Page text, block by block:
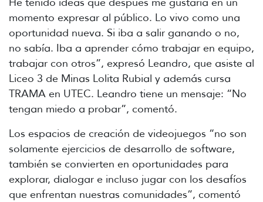
momento expresar al público. Lo vivo como una
oportunidad nueva. Si iba a salir ganando o no,
no sabía. Iba a aprender cómo trabajar en equipo,
trabajar con otros”, expresó Leandro, que asiste al
Liceo 3 de Minas Lolita Rubial y además cursa
TRAMA en UTEC. Leandro tiene un mensaje: “No
tengan miedo a probar”, comentó.
Los espacios de creación de videojuegos “no son
solamente ejercicios de desarrollo de software,
también se convierten en oportunidades para
explorar, dialogar e incluso jugar con los desafíos
que enfrentan nuestras comunidades”, comentó